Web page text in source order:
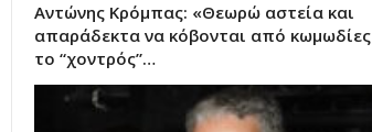
Αντώνης Κρόμπας: «Θεωρώ αστεία και
απαράδεκτα να κόβονται από κωμωδίες
το “χοντρός”…